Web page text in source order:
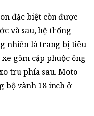
đặc biệt còn được
và sau, hệ thống
nhiên là trang bị tiêu
gồm cặp phuộc ống
trụ phía sau. Moto
bộ vành 18 inch ở